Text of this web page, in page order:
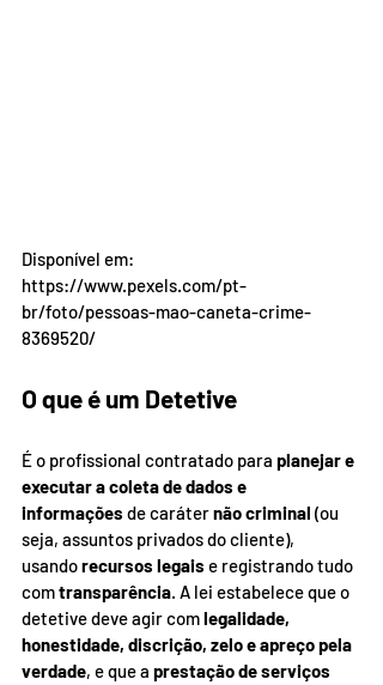
Disponível em:
https://www.pexels.com/pt-
br/foto/pessoas-mao-caneta-crime-
8369520/
O que é um Detetive
É o profissional contratado para planejar e
executar a coleta de dados e
informações de caráter não criminal (ou
seja, assuntos privados do cliente),
usando recursos legais e registrando tudo
com transparência. A lei estabelece que o
detetive deve agir com legalidade,
honestidade, discrição, zelo e apreço pela
verdade, e que a prestação de serviços